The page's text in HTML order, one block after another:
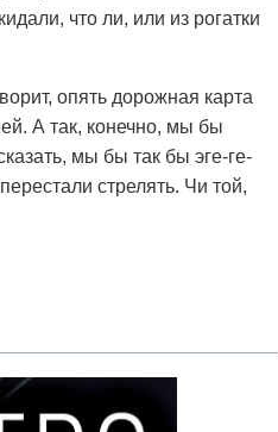
что ли, или из рогатки
опять дорожная карта
А так, конечно, мы бы
мы бы так бы эге-ге-
стрелять. Чи той,